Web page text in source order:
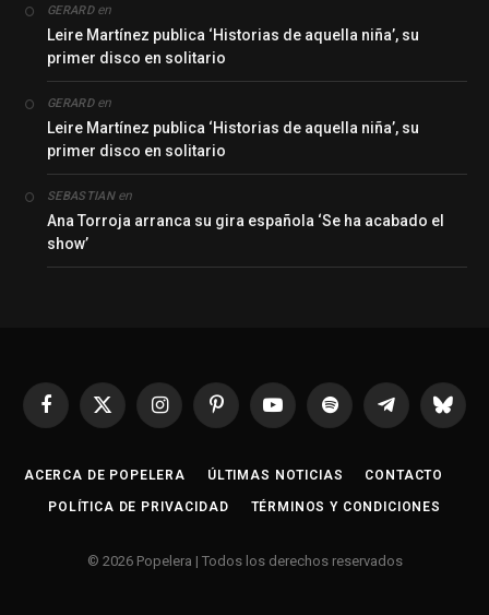
GERARDen
Leire Martínez publica ‘Historias de aquella niña’, su
primer disco en solitario
GERARDen
Leire Martínez publica ‘Historias de aquella niña’, su
primer disco en solitario
SEBASTIANen
Ana Torroja arranca su gira española ‘Se ha acabado el
show’
Facebook
X
InstagramPinterestYouTubeSpotify Telegrama
ACERCA DE POPELERA ÚLTIMAS NOTICIAS CONTACTO
POLÍTICA DE PRIVACIDAD TÉRMINOS Y CONDICIONES
© 2026 Popelera | Todos los derechos reservados